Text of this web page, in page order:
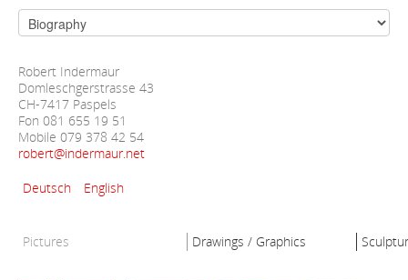
Robert Indermaur
Domleschgerstrasse 43
CH-7417 Paspels
Fon 081 655 19 51
Mobile 079 378 42 54
robert@indermaur.net
Deutsch
English
Pictures Drawings / Graphics